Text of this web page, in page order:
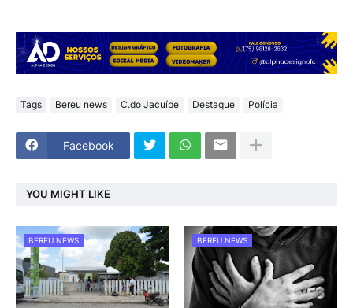
Tags Bereu news C.do Jacuípe Destaque Polícia
Facebook
YOU MIGHT LIKE
BEREU NEWS BEREU NEWS